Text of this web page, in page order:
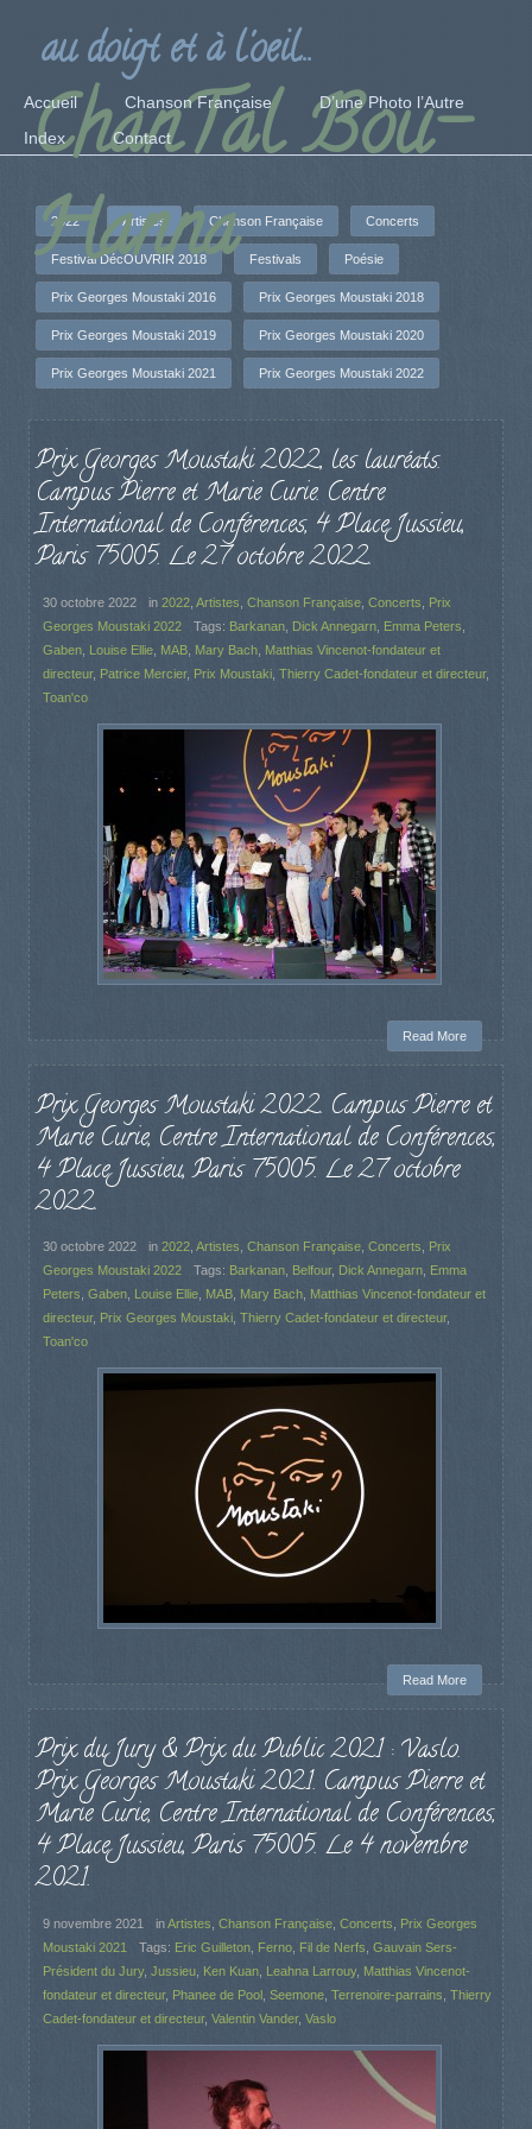
ChanTal Bou-
Hanna
au doigt et à l'oeil...
Accueil Chanson Française
D’une Photo l’Autre
Index
Contact
2022 Artistes Chanson Française Concerts
Festival DécOUVRIR 2018 Festivals Poésie
Prix Georges Moustaki 2016 Prix Georges Moustaki 2018
Prix Georges Moustaki 2019 Prix Georges Moustaki 2020
Prix Georges Moustaki 2021 Prix Georges Moustaki 2022
Prix Georges Moustaki 2022, les lauréats.
Campus Pierre et Marie Curie. Centre
International de Conférences, 4 Place Jussieu,
Paris 75005. Le 27 octobre 2022.
30 octobre 2022 in 2022 Artistes Chanson Française Concerts
Prix
Georges Moustaki 2022
Tags: Barkanan Dick Annegarn Emma Peters
Gaben Louise Ellie MAB Mary Bach Matthias Vincenot-fondateur et
directeur, Patrice Mercier, Prix Moustaki Thierry Cadet-fondateur et directeur,
Toan'co
Read More
Prix Georges Moustaki 2022. Campus Pierre et
Marie Curie, Centre International de Conférences,
4 Place Jussieu, Paris 75005. Le 27 octobre
2022.
30 octobre 2022 in 2022 Artistes Chanson Française Concerts
Prix
Georges Moustaki 2022
Tags: Barkanan Belfour, Dick Annegarn Emma
Peters Gaben Louise Ellie MAB Mary Bach Matthias Vincenot-fondateur et
directeur, Prix Georges Moustaki Thierry Cadet-fondateur et directeur,
Toan'co
Read More
Prix du Jury & Prix du Public 2021 : Vaslo.
Prix Georges Moustaki 2021. Campus Pierre et
Marie Curie, Centre International de Conférences,
4 Place Jussieu, Paris 75005. Le 4 novembre
2021.
9 novembre 2021 inArtistes Chanson Française Concerts
Prix Georges
Moustaki 2021
Tags: Eric Guilleton Ferno Fil de Nerfs Gauvain Sers-
Président du Jury, Jussieu Ken Kuan Leahna Larrouy, Matthias Vincenot-
fondateur et directeur, Phanee de Pool Seemone Terrenoire-parrains Thierry
Cadet-fondateur et directeur, Valentin Vander, Vaslo